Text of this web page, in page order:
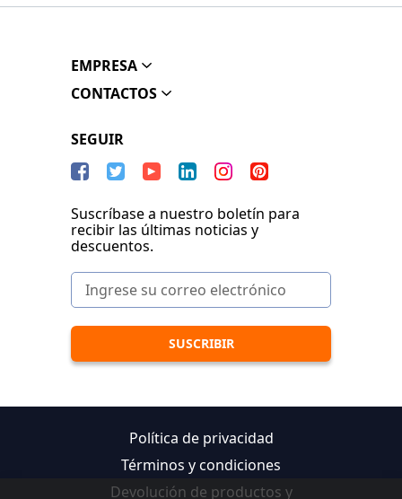
EMPRESA
CONTACTOS
SEGUIR
Suscríbase a nuestro boletín para
recibir las últimas noticias y
descuentos.
Política de privacidad
Términos y condiciones
Devolución de productos y